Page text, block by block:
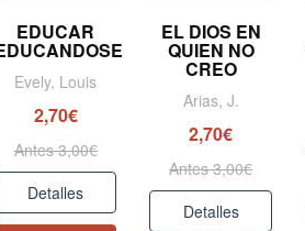
EDUCAR
Evely, Louis
2,70€
Antes 3,00€
Detalles
EL DIOS EN
QUIEN NO
CREO
Arias, J.
2,70€
Antes 3,00€
Detalles